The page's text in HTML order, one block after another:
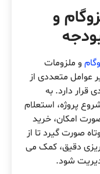
و
و ملزومات
عوامل متعددی از
قرار دارد. به
پروژه، استعلام
امکان، خرید
صورت گیرد تا از
ریزی دقیق، کمک می
شود.